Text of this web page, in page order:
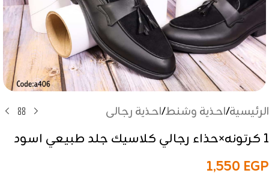
الرئيسية/احذية وشنط/احذية رجالى
1 كرتونه×حذاء رجالي كلاسيك جلد طبيعي اسود
1,550 EGP